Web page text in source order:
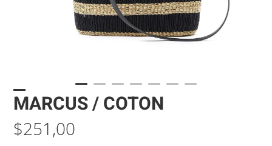
MARCUS / COTON
$251,00